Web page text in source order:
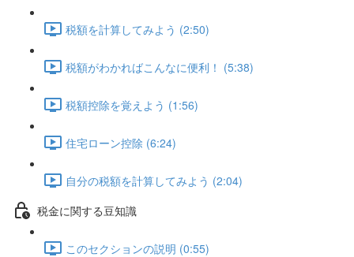
税額を計算してみよう (2:50)
税額がわかればこんなに便利！ (5:38)
税額控除を覚えよう (1:56)
住宅ローン控除 (6:24)
自分の税額を計算してみよう (2:04)
税金に関する豆知識
このセクションの説明 (0:55)